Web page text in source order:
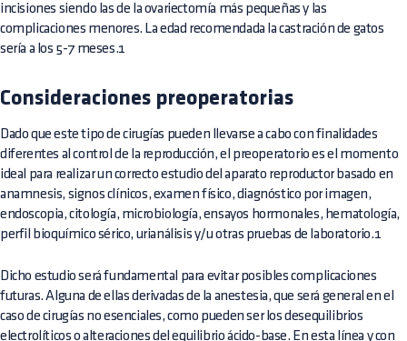
incisiones siendo las de la ovariectomía más pequeñas y las
complicaciones menores. La edad recomendada la castración de gatos
sería a los 5-7 meses.1
Consideraciones preoperatorias
Dado que este tipo de cirugías pueden llevarse a cabo con finalidades
diferentes al control de la reproducción, el preoperatorio es el momento
ideal para realizar un correcto estudio del aparato reproductor basado en
anamnesis, signos clínicos, examen físico, diagnóstico por imagen,
endoscopia, citología, microbiología, ensayos hormonales, hematología,
perfil bioquímico sérico, urianálisis y/u otras pruebas de laboratorio.1
Dicho estudio será fundamental para evitar posibles complicaciones
futuras. Alguna de ellas derivadas de la anestesia, que será general en el
caso de cirugías no esenciales, como pueden ser los desequilibrios
electrolíticos o alteraciones del equilibrio ácido-base. En esta línea y con